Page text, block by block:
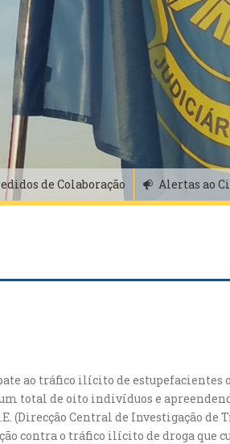
de Colaboração Alertas ao
ao tráfico ilícito de estupefacientes
total de oito indivíduos e
(Direcção Central de Investigação de
contra o tráfico ilícito de droga